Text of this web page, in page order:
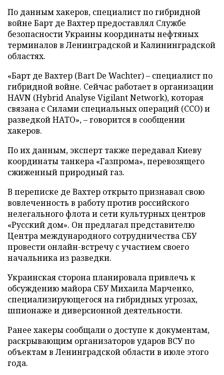
По данным хакеров, специалист по гибридной
войне Барт де Вахтер предоставлял Службе
безопасности Украины координаты нефтяных
терминалов в Ленинградской и Калининградской
областях.
«Барт де Вахтер (Bart De Wachter) – специалист по
гибридной войне. Сейчас работает в организации
HAVN (Hybrid Analyse Vigilant Network), которая
связана с Силами специальных операций (ССО) и
разведкой НАТО», – говорится в сообщении
хакеров.
По их данным, эксперт также передавал Киеву
координаты танкера «Газпрома», перевозящего
сжиженный природный газ.
В переписке де Вахтер открыто признавал свою
вовлеченность в работу против российского
нелегального флота и сети культурных центров
«Русский дом». Он предлагал представителю
Центра международного сотрудничества СБУ
провести онлайн-встречу с участием своего
начальника из разведки.
Украинская сторона планировала привлечь к
обсуждению майора СБУ Михаила Марченко,
специализирующегося на гибридных угрозах,
шпионаже и диверсионной деятельности.
Ранее хакеры сообщали о доступе к документам,
раскрывающим организаторов ударов ВСУ по
объектам в Ленинградской области в июле этого
года.